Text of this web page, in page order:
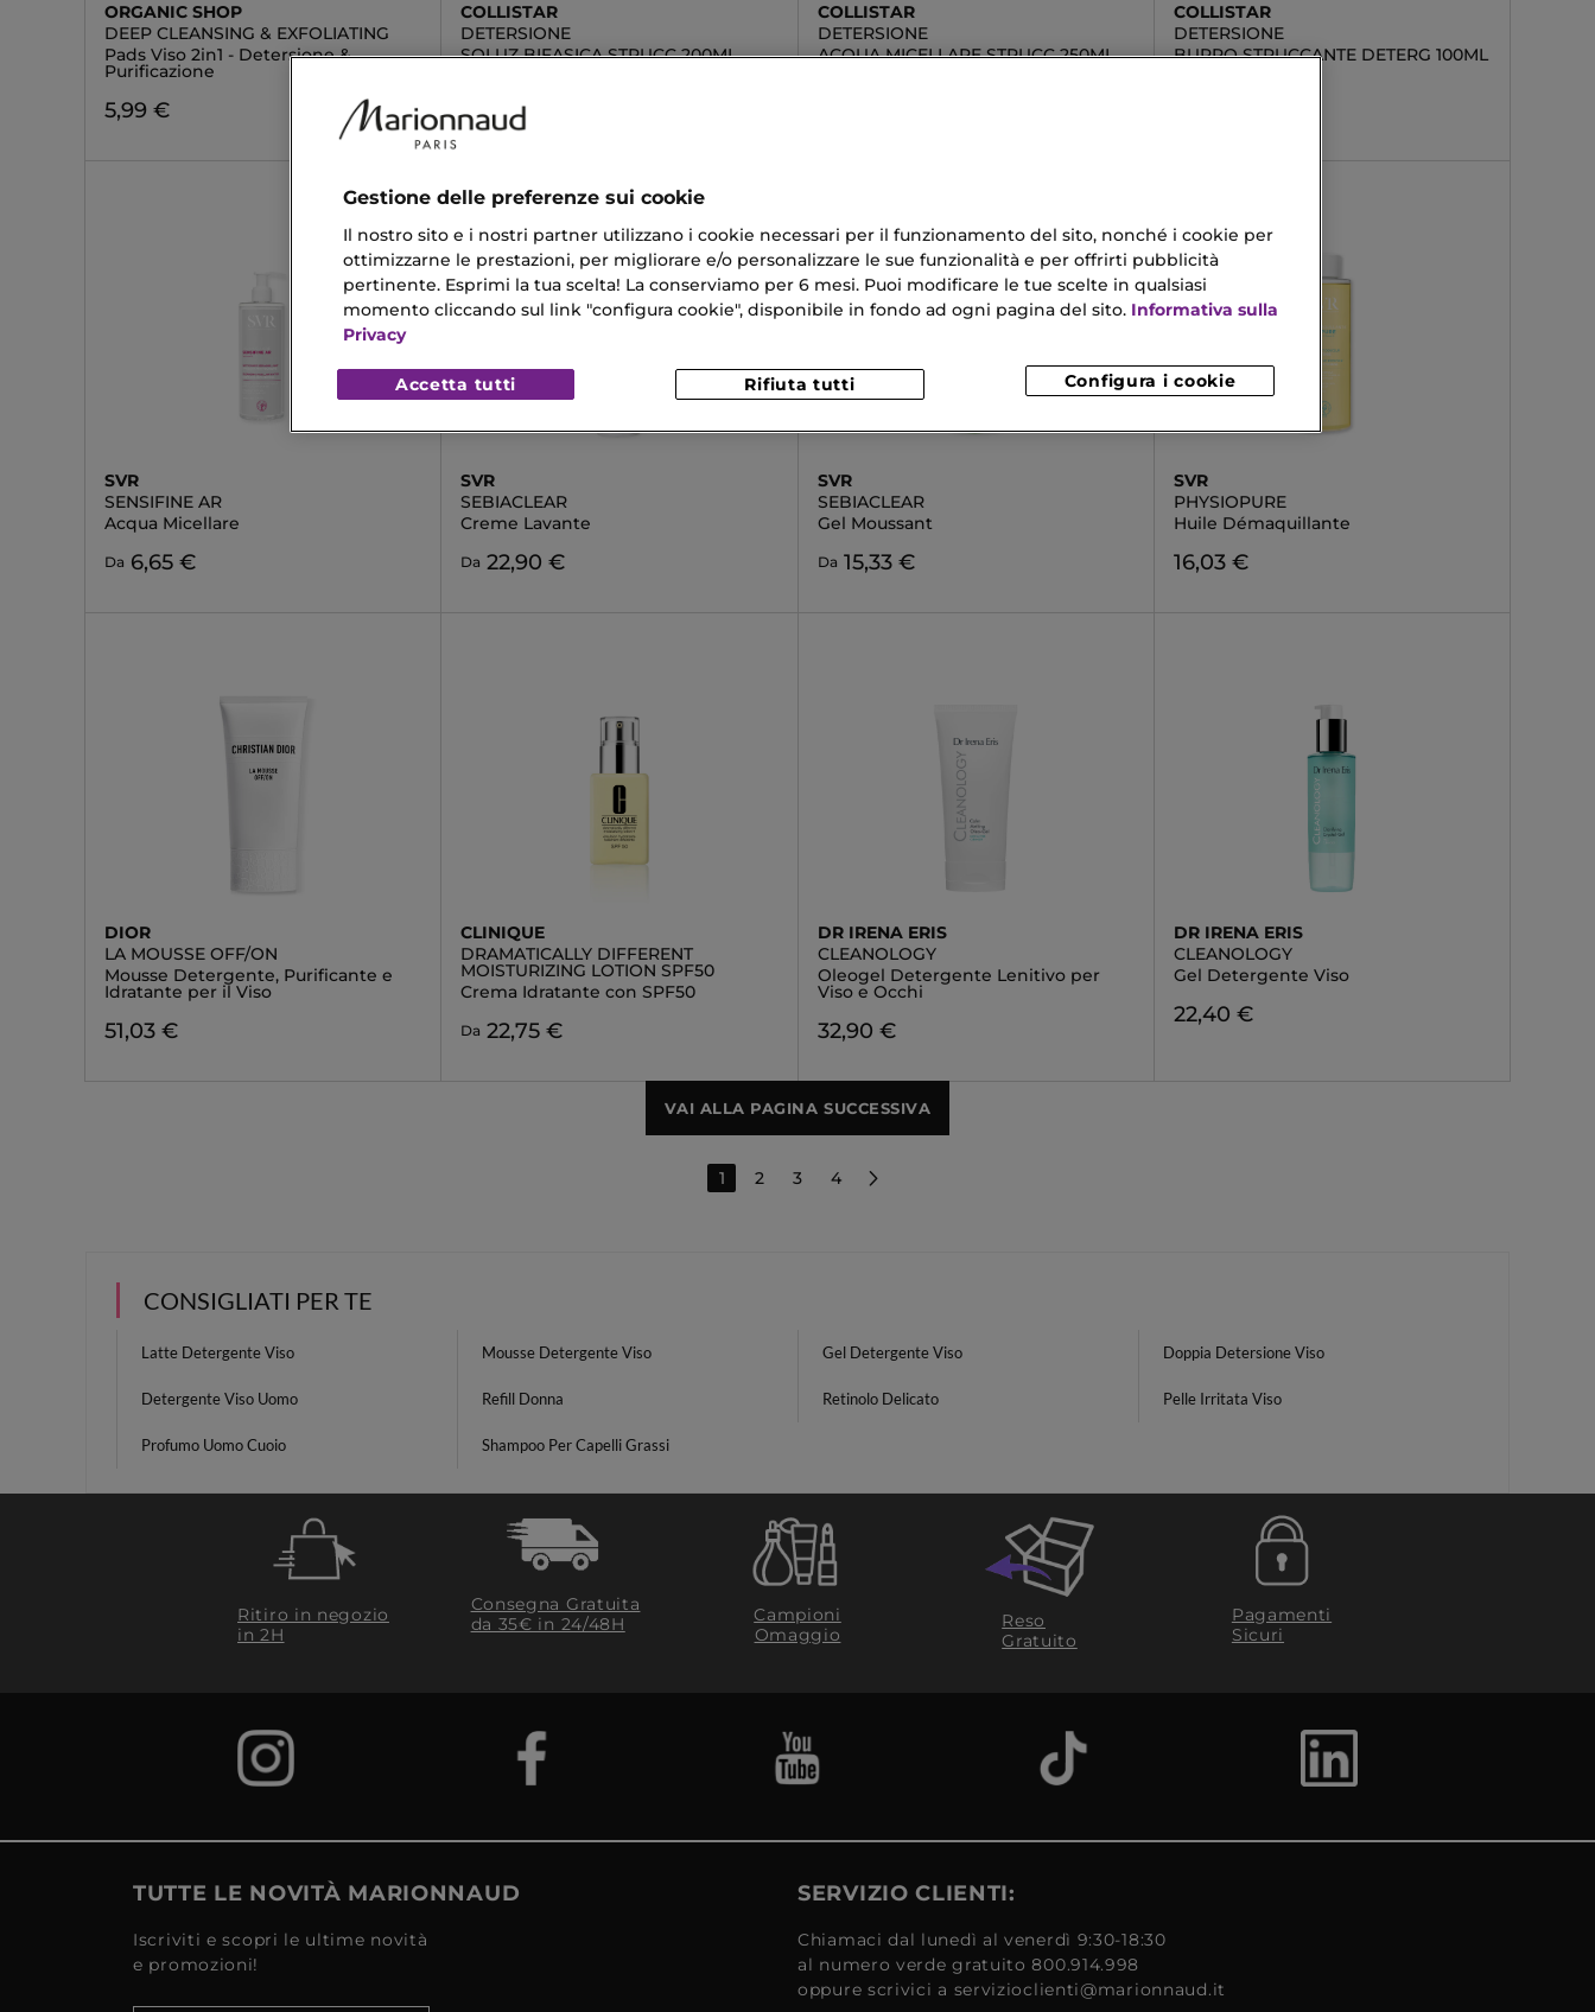
ORGANIC SHOP
DEEP CLEANSING & EXFOLIATING
Pads Viso 2in1 - Detersione &
Purificazione
5,99 €
COLLISTAR
DETERSIONE
SOLUZ BIFASICA STRUCC 200ML
COLLISTAR
DETERSIONE
ACQUA MICELLARE STRUCC 250ML
COLLISTAR
DETERSIONE
BURRO STRUCCANTE DETERG 100ML
SVR
SENSIFINE AR
Acqua Micellare
Da 6,65 €
SVR
SEBIACLEAR
Creme Lavante
Da 22,90 €
SVR
SEBIACLEAR
Gel Moussant
Da 15,33 €
SVR
PHYSIOPURE
Huile Démaquillante
16,03 €
DIOR
LA MOUSSE OFF/ON
Mousse Detergente, Purificante e
Idratante per il Viso
51,03 €
CLINIQUE
DRAMATICALLY DIFFERENT
MOISTURIZING LOTION SPF50
Crema Idratante con SPF50
Da 22,75 €
DR IRENA ERIS
CLEANOLOGY
Oleogel Detergente Lenitivo per
Viso e Occhi
32,90 €
DR IRENA ERIS
CLEANOLOGY
Gel Detergente Viso
22,40 €
VAI ALLA PAGINA SUCCESSIVA
1 2 3 4
CONSIGLIATI PER TE
Latte Detergente Viso Mousse Detergente Viso Gel Detergente Viso Doppia Detersione Viso
Detergente Viso Uomo Refill Donna Retinolo Delicato Pelle Irritata Viso
Profumo Uomo Cuoio Shampoo Per Capelli Grassi
Ritiro in negozio
in 2H
Consegna Gratuita
da 35€​ in 24/48H
Campioni
Omaggio
Reso
Gratuito
Pagamenti
Sicuri
TUTTE LE NOVITÀ MARIONNAUD
Iscriviti e scopri le ultime novità
e promozioni!
SERVIZIO CLIENTI:
Chiamaci dal lunedì al venerdì 9:30-18:30
al numero verde gratuito 800.914.998
oppure scrivici a servizioclienti@marionnaud.it
Gestione delle preferenze sui cookie
Il nostro sito e i nostri partner utilizzano i cookie necessari per il funzionamento del sito, nonché i cookie per
ottimizzarne le prestazioni, per migliorare e/o personalizzare le sue funzionalità e per offrirti pubblicità
pertinente. Esprimi la tua scelta! La conserviamo per 6 mesi. Puoi modificare le tue scelte in qualsiasi
momento cliccando sul link "configura cookie", disponibile in fondo ad ogni pagina del sito. Informativa sulla
Privacy
Configura i cookie
Rifiuta tutti
Accetta tutti